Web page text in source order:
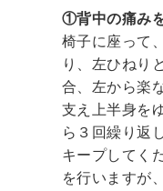
①背中の痛み
椅子に座って
り、左ひねり
合、左から楽
支え上半身を
ら３回繰り返
キープしてく
を行いますが